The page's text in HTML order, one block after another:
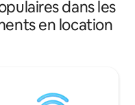
de
en
bus.
ainsi qu'un lave-
une armoire de
dans les
en location